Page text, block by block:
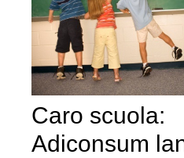
Caro scuola:
Adiconsum